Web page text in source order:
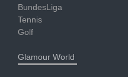
BundesLiga
Tennis
Golf
Glamour World